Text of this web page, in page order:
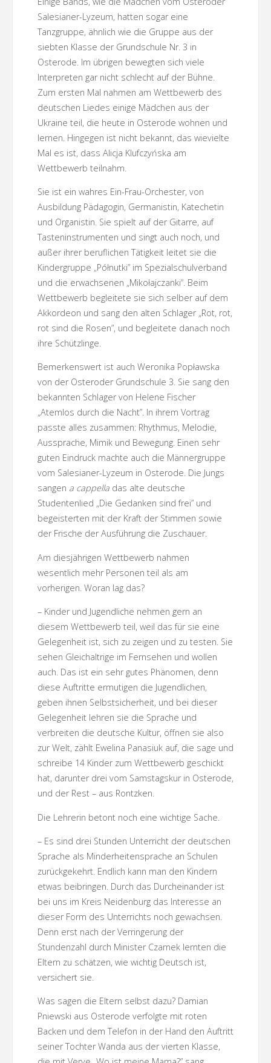
Salesianer-Lyzeum, hatten sogar eine
Tanzgruppe, ähnlich wie die Gruppe aus der
siebten Klasse der Grundschule Nr. 3 in
Osterode. Im übrigen bewegten sich viele
Interpreten gar nicht schlecht auf der Bühne.
Zum ersten Mal nahmen am Wettbewerb des
deutschen Liedes einige Mädchen aus der
Ukraine teil, die heute in Osterode wohnen und
lernen. Hingegen ist nicht bekannt, das wievielte
Mal es ist, dass Alicja Klufczyńska am
Wettbewerb teilnahm.
Sie ist ein wahres Ein-Frau-Orchester, von
Ausbildung Pädagogin, Germanistin, Katechetin
und Organistin. Sie spielt auf der Gitarre, auf
Tasteninstrumenten und singt auch noch, und
außer ihrer beruflichen Tätigkeit leitet sie die
Kindergruppe „Półnutki” im Spezialschulverband
und die erwachsenen „Mikołajczanki“. Beim
Wettbewerb begleitete sie sich selber auf dem
Akkordeon und sang den alten Schlager „Rot, rot,
rot sind die Rosen”, und begleitete danach noch
ihre Schützlinge.
Bemerkenswert ist auch Weronika Popławska
von der Osteroder Grundschule 3. Sie sang den
bekannten Schlager von Helene Fischer
„Atemlos durch die Nacht”. In ihrem Vortrag
passte alles zusammen: Rhythmus, Melodie,
Aussprache, Mimik und Bewegung. Einen sehr
guten Eindruck machte auch die Männergruppe
vom Salesianer-Lyzeum in Osterode. Die Jungs
sangen a cappelladas alte deutsche
Studentenlied „Die Gedanken sind frei” und
begeisterten mit der Kraft der Stimmen sowie
der Frische der Ausführung die Zuschauer.
Am diesjährigen Wettbewerb nahmen
wesentlich mehr Personen teil als am
vorherigen. Woran lag das?
– Kinder und Jugendliche nehmen gern an
diesem Wettbewerb teil, weil das für sie eine
Gelegenheit ist, sich zu zeigen und zu testen. Sie
sehen Gleichaltrige im Fernsehen und wollen
auch. Das ist ein sehr gutes Phänomen, denn
diese Auftritte ermutigen die Jugendlichen,
geben ihnen Selbstsicherheit, und bei dieser
Gelegenheit lehren sie die Sprache und
verbreiten die deutsche Kultur, öffnen sie also
zur Welt, zählt Ewelina Panasiuk auf, die sage und
schreibe 14 Kinder zum Wettbewerb geschickt
hat, darunter drei vom Samstagskur in Osterode,
und der Rest – aus Rontzken.
Die Lehrerin betont noch eine wichtige Sache.
– Es sind drei Stunden Unterricht der deutschen
Sprache als Minderheitensprache an Schulen
zurückgekehrt. Endlich kann man den Kindern
etwas beibringen. Durch das Durcheinander ist
bei uns im Kreis Neidenburg das Interesse an
dieser Form des Unterrichts noch gewachsen.
Denn erst nach der Verringerung der
Stundenzahl durch Minister Czarnek lernten die
Eltern zu schätzen, wie wichtig Deutsch ist,
versichert sie.
Was sagen die Eltern selbst dazu? Damian
Pniewski aus Osterode verfolgte mit roten
Backen und dem Telefon in der Hand den Auftritt
seiner Tochter Wanda aus der vierten Klasse,